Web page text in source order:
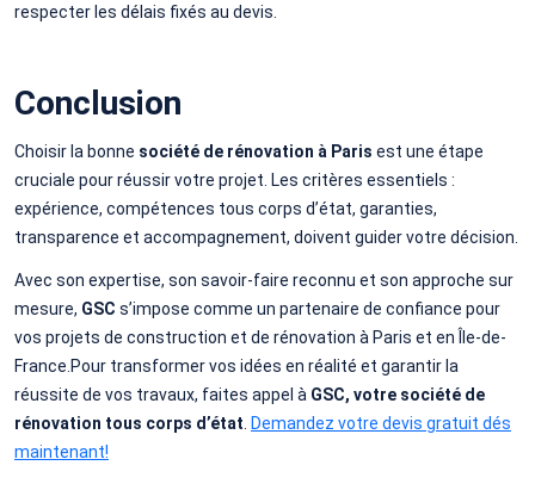
respecter les délais fixés au devis.
Conclusion
Choisir la bonne société de rénovation à Paris est une étape
cruciale pour réussir votre projet. Les critères essentiels :
expérience, compétences tous corps d’état, garanties,
transparence et accompagnement, doivent guider votre décision.
Avec son expertise, son savoir-faire reconnu et son approche sur
mesure, GSC s’impose comme un partenaire de confiance pour
vos projets de construction et de rénovation à Paris et en Île-de-
France.Pour transformer vos idées en réalité et garantir la
réussite de vos travaux, faites appel à GSC, votre société de
rénovation tous corps d’état Demandez votre devis gratuit dés
maintenant!